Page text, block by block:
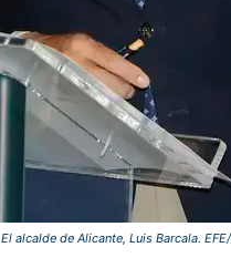
El alcalde de Alicante, Luis Barcala.